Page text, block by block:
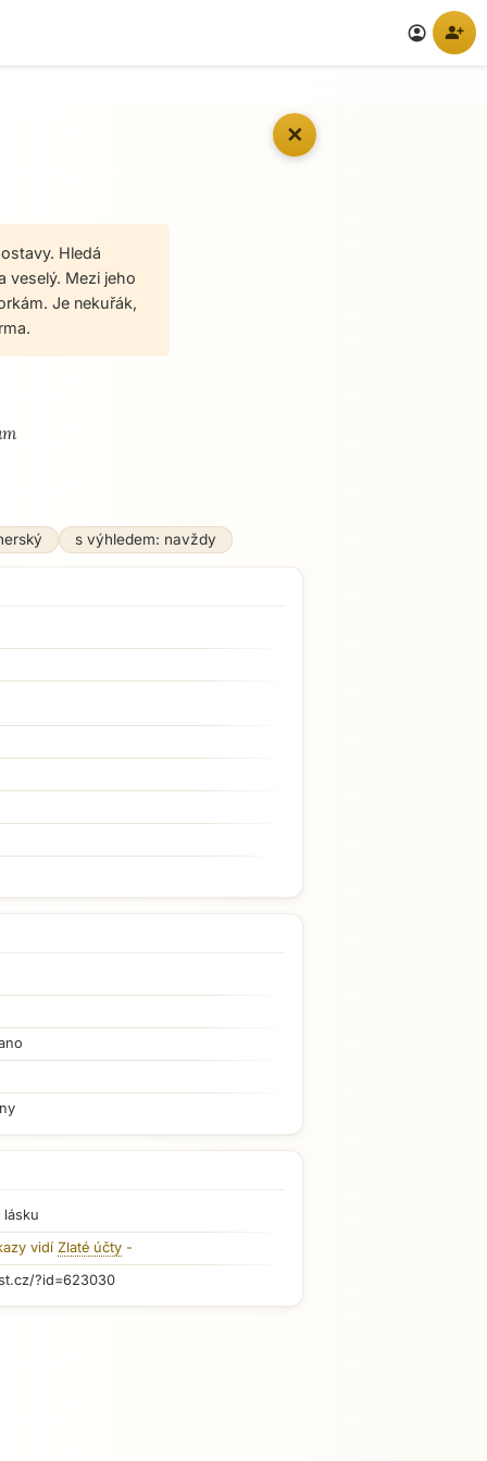
account_circle person_add
✕
Hledá
veselý. Mezi jeho
Je nekuřák,
s výhledem: navždy
lásku
vidí Zlaté účty -
?id=623030